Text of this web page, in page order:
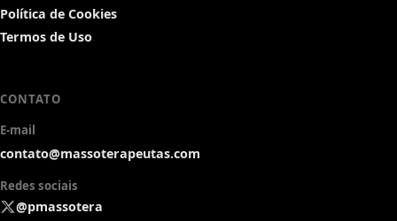
Política de Cookies
Termos de Uso
CONTATO
E-mail
contato@massoterapeutas.com
Redes sociais
@pmassotera